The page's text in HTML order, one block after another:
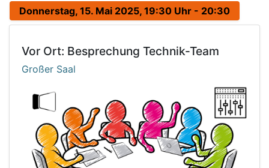
Donnerstag, 15. Mai 2025, 19:30 Uhr - 20:30
Vor Ort: Besprechung Technik-Team
Großer Saal